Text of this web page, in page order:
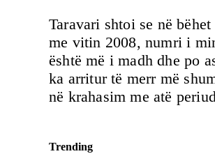
Taravari shtoi se në
me vitin 2008, numri i
është më i madh dhe po
ka arritur të merr më
në krahasim me atë
Trending